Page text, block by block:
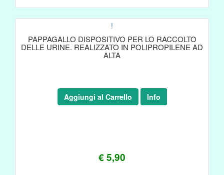
!
PAPPAGALLO DISPOSITIVO PER LO RACCOLTO
DELLE URINE. REALIZZATO IN POLIPROPILENE AD
ALTA
€ 5,90
Aggiungi al Carrello Info